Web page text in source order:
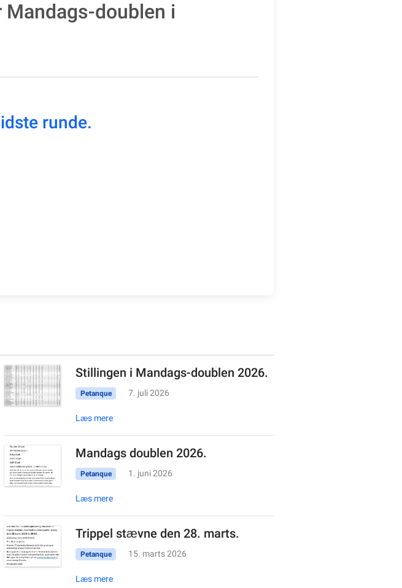
doublen i
runde.
Stillingen i Mandags-doublen 2026.
Petanque 7. juli 2026
Læs mere
Mandags doublen 2026.
Petanque 1. juni 2026
Læs mere
Trippel stævne den 28. marts.
Petanque 15. marts 2026
Læs mere